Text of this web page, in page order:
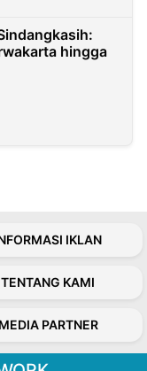
hingga
IKLAN
TENTANG KAMI
MEDIA PARTNER